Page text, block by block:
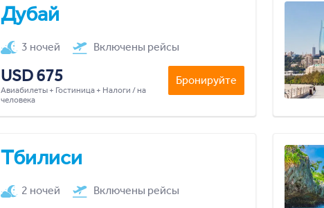
Дубай
3 ночей Включены рейсы
USD 675
Авиабилеты + Гостиница + Налоги / на
человека
Бронируйте
Тбилиси
2 ночей Включены рейсы